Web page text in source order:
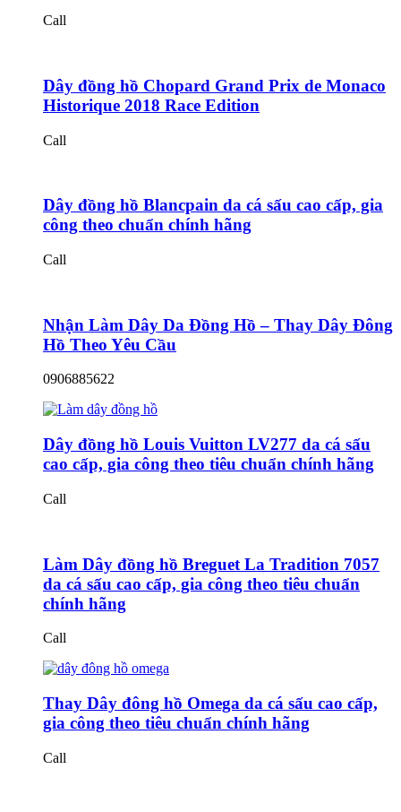
Call
Dây đồng hồ Chopard Grand Prix de Monaco
Historique 2018 Race Edition
Call
Dây đồng hồ Blancpain da cá sấu cao cấp, gia
công theo chuẩn chính hãng
Call
Nhận Làm Dây Da Đồng Hồ – Thay Dây Đông
Hồ Theo Yêu Cầu
0906885622
Dây đồng hồ Louis Vuitton LV277 da cá sấu
cao cấp, gia công theo tiêu chuẩn chính hãng
Call
Làm Dây đồng hồ Breguet La Tradition 7057
da cá sấu cao cấp, gia công theo tiêu chuẩn
chính hãng
Call
Thay Dây đông hồ Omega da cá sấu cao cấp,
gia công theo tiêu chuẩn chính hãng
Call